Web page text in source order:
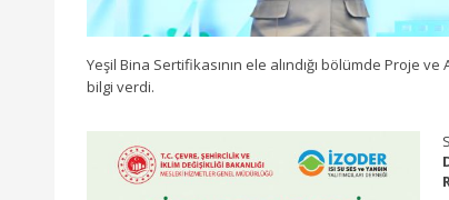
Yeşil Bina Sertifikasının ele alındığı bölümde Proje
bilgi verdi.